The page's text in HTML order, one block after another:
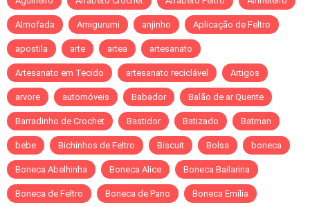
Almofada Amigurumi anjinho Aplicação de Feltro
apostila arte artea artesanato
Artesanato em Tecido artesanato reciclável Artigos
arvore automóveis Babador Balão de ar Quente
Barradinho de Crochet Bastidor Batizado Batman
bebe Bichinhos de Feltro Biscuit Bolsa boneca
Boneca Abelhinha Boneca Alice Boneca Bailarina
Boneca de Feltro Boneca de Pano Boneca Emília